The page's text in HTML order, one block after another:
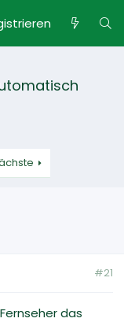
#21
das